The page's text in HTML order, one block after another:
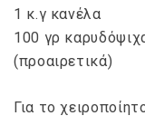
1 κ.γ κανέλα
100 γρ
(προαιρετικά)
Για το